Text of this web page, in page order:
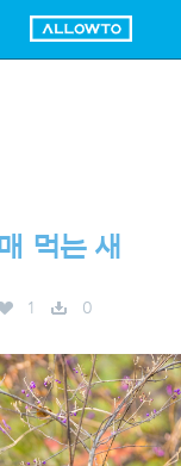
먹는 새
1 0